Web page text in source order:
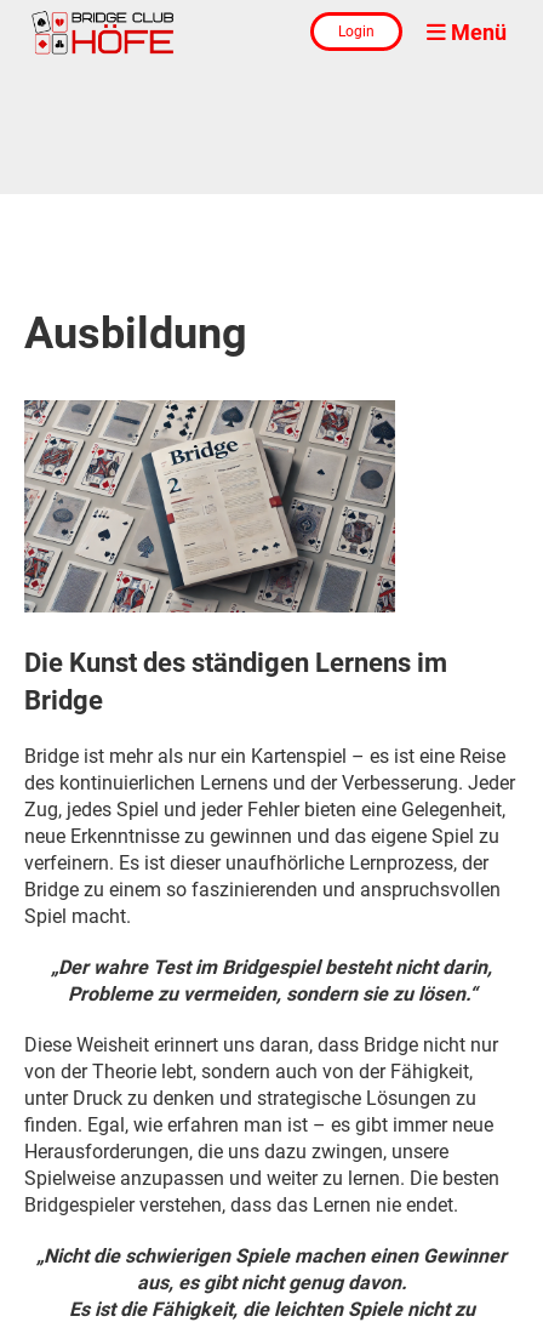
Login Menü
Ausbildung
Die Kunst des ständigen Lernens im
Bridge
Bridge ist mehr als nur ein Kartenspiel – es ist eine Reise
des kontinuierlichen Lernens und der Verbesserung. Jeder
Zug, jedes Spiel und jeder Fehler bieten eine Gelegenheit,
neue Erkenntnisse zu gewinnen und das eigene Spiel zu
verfeinern. Es ist dieser unaufhörliche Lernprozess, der
Bridge zu einem so faszinierenden und anspruchsvollen
Spiel macht.
„Der wahre Test im Bridgespiel besteht nicht darin,
Probleme zu vermeiden, sondern sie zu lösen.“
Diese Weisheit erinnert uns daran, dass Bridge nicht nur
von der Theorie lebt, sondern auch von der Fähigkeit,
unter Druck zu denken und strategische Lösungen zu
finden. Egal, wie erfahren man ist – es gibt immer neue
Herausforderungen, die uns dazu zwingen, unsere
Spielweise anzupassen und weiter zu lernen. Die besten
Bridgespieler verstehen, dass das Lernen nie endet.
„Nicht die schwierigen Spiele machen einen Gewinner
aus, es gibt nicht genug davon.
Es ist die Fähigkeit, die leichten Spiele nicht zu